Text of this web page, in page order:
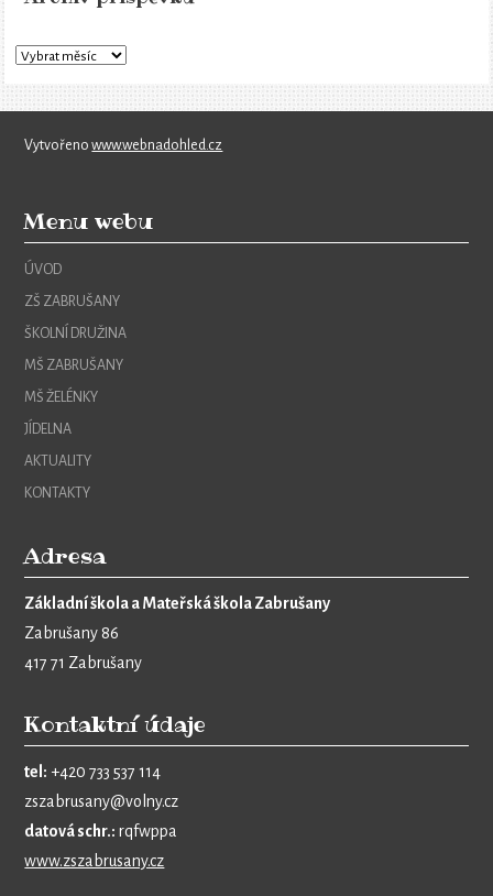
Vytvořenowww.webnadohled.cz
Menu webu
ÚVOD
ZŠ ZABRUŠANY
ŠKOLNÍ DRUŽINA
MŠ ZABRUŠANY
MŠ ŽELÉNKY
JÍDELNA
AKTUALITY
KONTAKTY
Adresa
Základní škola a Mateřská škola Zabrušany
Zabrušany 86
417 71 Zabrušany
Kontaktní údaje
tel: +420 733 537 114
zszabrusany@volny.cz
datová schr.: rqfwppa
www.zszabrusany.cz